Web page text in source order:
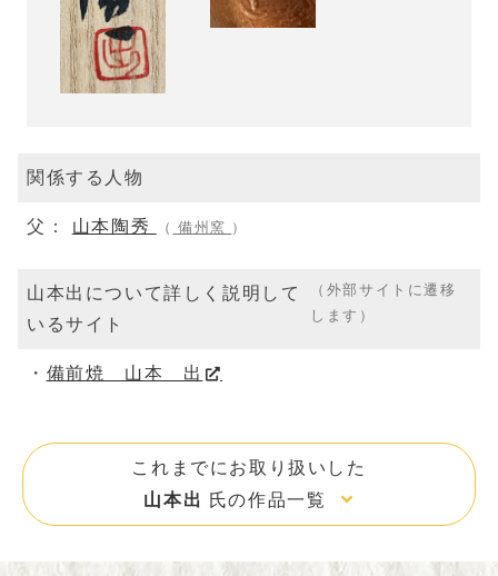
関係する人物
父： 山本陶秀 （ 備州窯 ）
山本出について詳しく説明して
いるサイト
（外部サイトに遷移
します）
備前焼 山本 出
これまでにお取り扱いした
山本出 氏の作品一覧